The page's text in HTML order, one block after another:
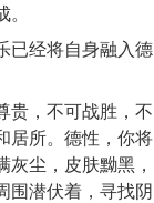
已经将自身融入德
贵，不可战胜，不
居所。德性，你将
尘，皮肤黝黑，
围潜伏着，寻找阴